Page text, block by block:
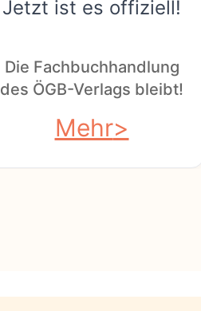
Jetzt ist es offiziell!
Die Fachbuchhandlung
des ÖGB-Verlags bleibt!
Mehr